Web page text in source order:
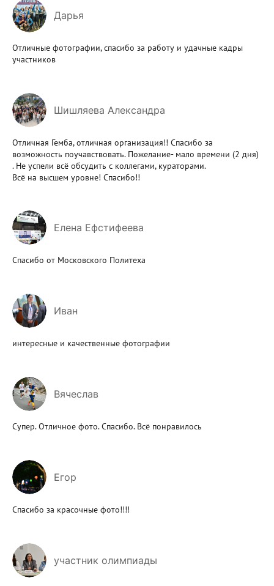
Дарья
Отличные фотографии, спасибо за работу и удачные кадры
участников
Шишляева Александра
Отличная Гемба, отличная организация!! Спасибо за
возможность поучавствовать. Пожелание- мало времени (2 дня)
. Не успели всё обсудить с коллегами, кураторами.
Всё на высшем уровне! Спасибо!!
Елена Ефстифеева
Спасибо от Московского Политеха
Иван
интересные и качественные фотографии
Вячеслав
Супер. Отличное фото. Спасибо. Всë понравилось
Егор
Спасибо за красочные фото!!!!
участник олимпиады